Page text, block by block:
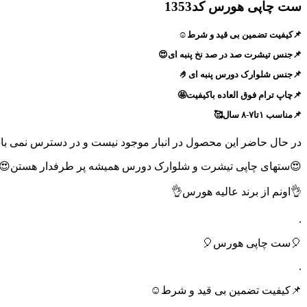
ست چاپی هورس کد1353
📌کیفیت تضمین بی قید و شرط☺️
📌جنس تیشرت صد در صد نخ پنبه ای😍
📌جنس شلوارک دورس پنبه ای🤌
📌چاپ ترام فوق العاده باکیفیت🤩
📌مناسب ۱تا۷-۸ سال🥰
در حال حاضر این محصول در انبار موجود نیست و در دسترس نمی
😍ستهای چاپی تیشرت و شلوارک دورس همیشه پر طرفدار
👌اونم از برند عالیه هورس👌
.
🎈ست چاپی هورس🎈
.
📌کیفیت تضمین بی قید و شرط☺️